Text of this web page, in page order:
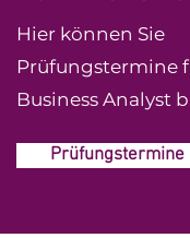
Hier können Sie
Prüfungstermine
Business Analyst
Prüfungstermine